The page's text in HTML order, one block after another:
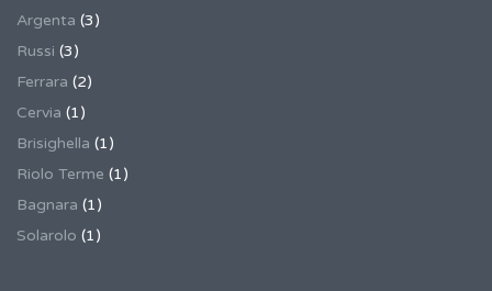
Argenta (3)
Russi (3)
Ferrara (2)
Cervia (1)
Brisighella (1)
Riolo Terme (1)
Bagnara (1)
Solarolo (1)